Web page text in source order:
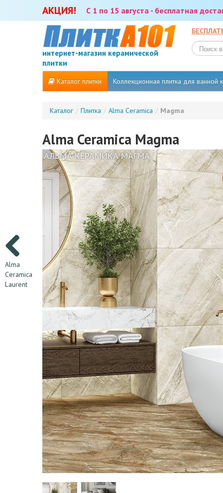
АКЦИЯ! С 1 по 15 августа - бесплатная
интернет-магазин керамической
плитки
Каталог плитки Коллекционная плитка для ванной
Каталог / Плитка / Alma Ceramica / Magma
Alma
Ceramica
Laurent
Alma Ceramica Magma
АЛЬМА КЕРАМИКА МАГМА